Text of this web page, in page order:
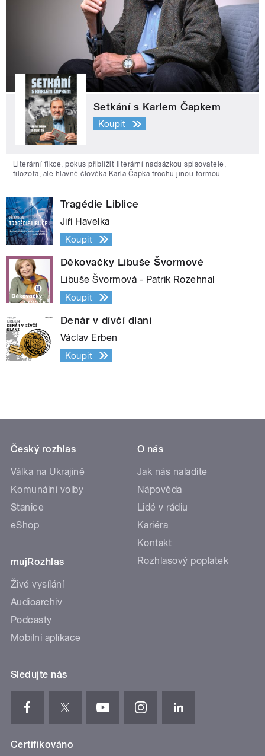
Setkání s Karlem Čapkem
Koupit
Literární fikce, pokus přiblížit literární nadsázkou spisovatele,
filozofa, ale hlavně člověka Karla Čapka trochu jinou formou.
Tragédie Liblice
Jiří Havelka
Koupit
Děkovačky Libuše Švormové
Libuše Švormová - Patrik Rozehnal
Koupit
Denár v dívčí dlani
Václav Erben
Koupit
Český rozhlas
Válka na Ukrajině
Komunální volby
Stanice
eShop
mujRozhlas
Živé vysílání
Audioarchiv
Podcasty
Mobilní aplikace
O nás
Jak nás naladíte
Nápověda
Lidé v rádiu
Kariéra
Kontakt
Rozhlasový poplatek
Sledujte nás
Certifikováno